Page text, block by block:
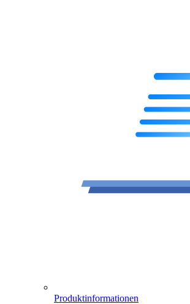
Produktinformationen